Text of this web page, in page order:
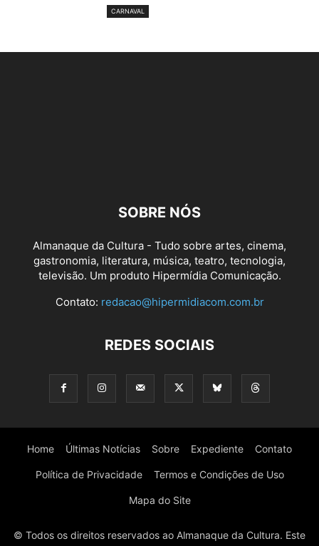
Carnaval 2016: Desfile da União da Ilha (Foto: Renan Olivetti/Almanaque da
Carnaval 2016: Desfile da União da Ilha (Foto: Renan Olivetti/Almanaque da
CARNAVAL
SOBRE NÓS
Almanaque da Cultura - Tudo sobre artes, cinema,
gastronomia, literatura, música, teatro, tecnologia,
televisão. Um produto Hipermídia Comunicação.
Contato: redacao@hipermidiacom.com.br
REDES SOCIAIS
Home Últimas Notícias Sobre Expediente Contato
Política de Privacidade Termos e Condições de Uso
Mapa do Site
© Todos os direitos reservados ao Almanaque da Cultura. Este